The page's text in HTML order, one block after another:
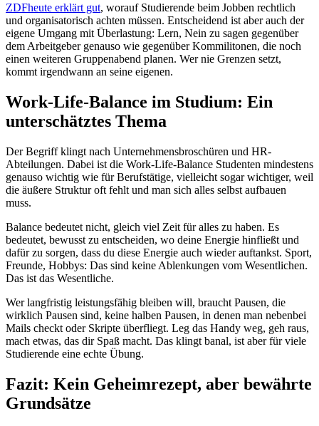
ZDFheute erklärt gut, worauf Studierende beim Jobben rechtlich
und organisatorisch achten müssen. Entscheidend ist aber auch der
eigene Umgang mit Überlastung: Lern, Nein zu sagen gegenüber
dem Arbeitgeber genauso wie gegenüber Kommilitonen, die noch
einen weiteren Gruppenabend planen. Wer nie Grenzen setzt,
kommt irgendwann an seine eigenen.
Work-Life-Balance im Studium: Ein
unterschätztes Thema
Der Begriff klingt nach Unternehmensbroschüren und HR-
Abteilungen. Dabei ist die Work-Life-Balance Studenten mindestens
genauso wichtig wie für Berufstätige, vielleicht sogar wichtiger, weil
die äußere Struktur oft fehlt und man sich alles selbst aufbauen
muss.
Balance bedeutet nicht, gleich viel Zeit für alles zu haben. Es
bedeutet, bewusst zu entscheiden, wo deine Energie hinfließt und
dafür zu sorgen, dass du diese Energie auch wieder auftankst. Sport,
Freunde, Hobbys: Das sind keine Ablenkungen vom Wesentlichen.
Das ist das Wesentliche.
Wer langfristig leistungsfähig bleiben will, braucht Pausen, die
wirklich Pausen sind, keine halben Pausen, in denen man nebenbei
Mails checkt oder Skripte überfliegt. Leg das Handy weg, geh raus,
mach etwas, das dir Spaß macht. Das klingt banal, ist aber für viele
Studierende eine echte Übung.
Fazit: Kein Geheimrezept, aber bewährte
Grundsätze